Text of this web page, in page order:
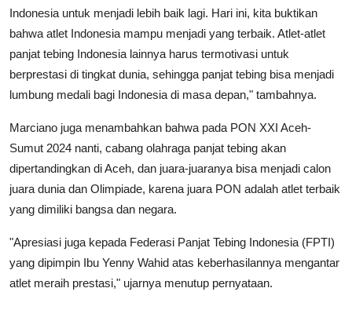
Indonesia untuk menjadi lebih baik lagi. Hari ini, kita buktikan
bahwa atlet Indonesia mampu menjadi yang terbaik. Atlet-atlet
panjat tebing Indonesia lainnya harus termotivasi untuk
berprestasi di tingkat dunia, sehingga panjat tebing bisa menjadi
lumbung medali bagi Indonesia di masa depan," tambahnya.
Marciano juga menambahkan bahwa pada PON XXI Aceh-
Sumut 2024 nanti, cabang olahraga panjat tebing akan
dipertandingkan di Aceh, dan juara-juaranya bisa menjadi calon
juara dunia dan Olimpiade, karena juara PON adalah atlet terbaik
yang dimiliki bangsa dan negara.
"Apresiasi juga kepada Federasi Panjat Tebing Indonesia (FPTI)
yang dipimpin Ibu Yenny Wahid atas keberhasilannya mengantar
atlet meraih prestasi," ujarnya menutup pernyataan.